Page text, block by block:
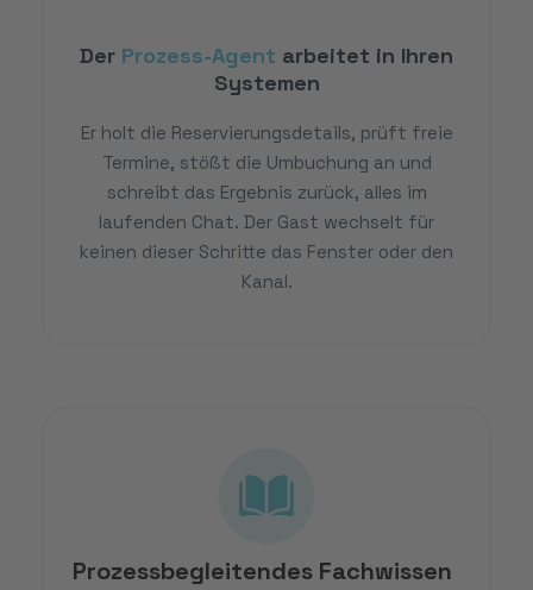
Der Prozess-Agent arbeitet in Ihren
Systemen
Er holt die Reservierungsdetails, prüft freie
Termine, stößt die Umbuchung an und
schreibt das Ergebnis zurück, alles im
laufenden Chat. Der Gast wechselt für
keinen dieser Schritte das Fenster oder den
Kanal.
Prozessbegleitendes Fachwissen